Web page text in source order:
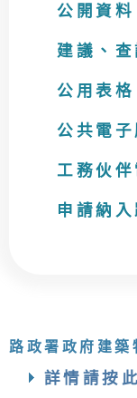
公開資料
建議、
公用表格
公共電子
工務伙
申請納
路政署政府建築
詳情請按此